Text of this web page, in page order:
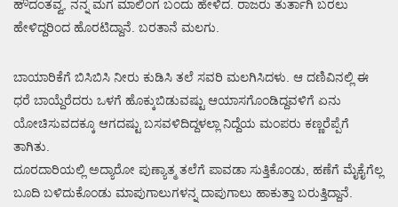
ಹೌದಂತವ್ವ, ನನ್ನ ಮಗ ಮಾಲಿಂಗ ಬಂದು ಹೇಳಿದ. ರಾಜರು ತುರ್ತಾಗಿ ಬರಲು
ಹೇಳಿದ್ದರಿಂದ ಹೊರಟಿದ್ದಾನೆ. ಬರತಾನೆ ಮಲಗು.
ಬಾಯಾರಿಕೆಗೆ ಬಿಸಿಬಿಸಿ ನೀರು ಕುಡಿಸಿ ತಲೆ ಸವರಿ ಮಲಗಿಸಿದಳು. ಆ ದಣಿವಿನಲ್ಲಿ ಈ
ಧರೆ ಬಾಯ್ದೆರೆದರು ಒಳಗೆ ಹೊಕ್ಕುಬಿಡುವಷ್ಟು ಆಯಾಸಗೊಂಡಿದ್ದವಳಿಗೆ ಏನು
ಯೋಚಿಸುವದಕ್ಕೂ ಆಗದಷ್ಟು ಬಸವಳಿದಿದ್ದಳಲ್ಲಾ ನಿದ್ದೆಯ ಮಂಪರು ಕಣ್ಣರೆಪ್ಪೆಗೆ
ತಾಗಿತು.
ದೂರದಾರಿಯಲ್ಲಿ ಅದ್ಯಾರೋ ಪುಣ್ಯಾತ್ಮ ತಲೆಗೆ ಪಾವಡಾ ಸುತ್ತಿಕೊಂಡು, ಹಣೆಗೆ ಮೈಕೈಗೆಲ್ಲ
ಬೂದಿ ಬಳಿದುಕೊಂಡು ಮಾಪುಗಾಲುಗಳನ್ನ ದಾಪುಗಾಲು ಹಾಕುತ್ತಾ ಬರುತ್ತಿದ್ದಾನೆ.